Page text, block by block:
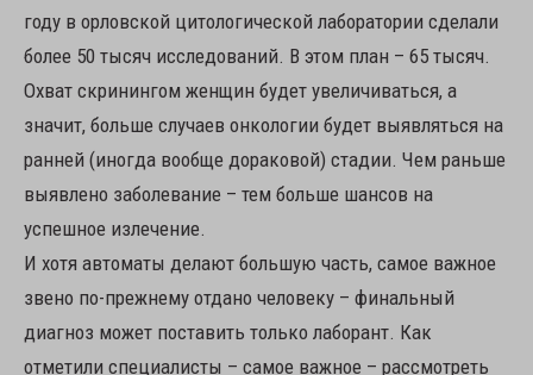
году в орловской цитологической лаборатории сделали
более 50 тысяч исследований. В этом план – 65 тысяч.
Охват скринингом женщин будет увеличиваться, а
значит, больше случаев онкологии будет выявляться на
ранней (иногда вообще дораковой) стадии. Чем раньше
выявлено заболевание – тем больше шансов на
успешное излечение.
И хотя автоматы делают большую часть, самое важное
звено по-прежнему отдано человеку – финальный
диагноз может поставить только лаборант. Как
отметили специалисты – самое важное – рассмотреть